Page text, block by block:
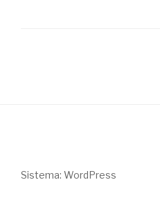
Sistema: WordPress